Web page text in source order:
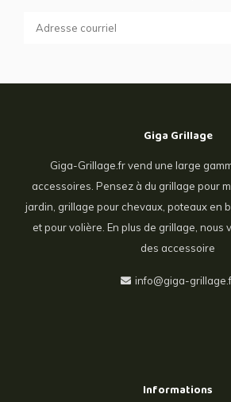
Giga Grillage
Giga-Grillage.fr vend une large
accessoires. Pensez à du grillage pour
jardin, grillage pour chevaux, poteaux en
et pour volière. En plus de grillage, nous
des accessoire
info@giga-
Informations